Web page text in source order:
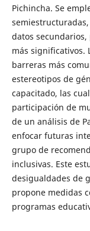
Pichincha. Se
datos
más significativos.
barreras más
estereotipos de
capacitado, las
participación de
de un análisis de
enfocar futuras
grupo de
inclusivas. Este
desigualdades de
propone medidas
programas